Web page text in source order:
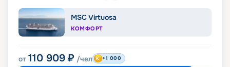
MSC Virtuosa
КОМФОРТ
от 110 909 ₽ /чел +1 000